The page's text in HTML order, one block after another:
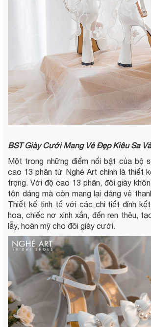
BST Giày Cưới Mang Vẻ Đẹp Kiêu Sa
Một trong những điểm nổi bật của bộ
cao 13 phân từ Nghé Art chính là thiết
trọng. Với độ cao 13 phân, đôi giày
tôn dáng mà còn mang lại dáng vẻ
Thiết kế tinh tế với các chi tiết đính
hoa, chiếc nơ xinh xắn, đến ren thêu,
lẫy, hoàn mỹ cho đôi giày cưới.